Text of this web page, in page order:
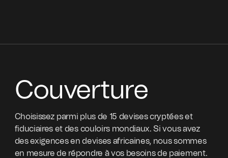
Couverture
Choisissez parmi plus de 15 devises cryptées et
fiduciaires et des couloirs mondiaux. Si vous avez
des exigences en devises africaines, nous sommes
en mesure de répondre à vos besoins de paiement.